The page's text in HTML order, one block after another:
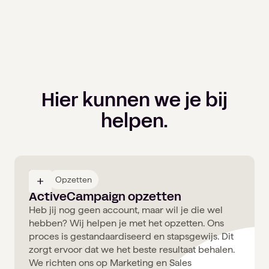
Hier kunnen we je bij
helpen.
02 Opzetten
ActiveCampaign opzetten
Heb jij nog geen account, maar wil je die wel
hebben? Wij helpen je met het opzetten. Ons
proces is gestandaardiseerd en stapsgewijs. Dit
zorgt ervoor dat we het beste resultaat behalen.
We richten ons op Marketing en Sales